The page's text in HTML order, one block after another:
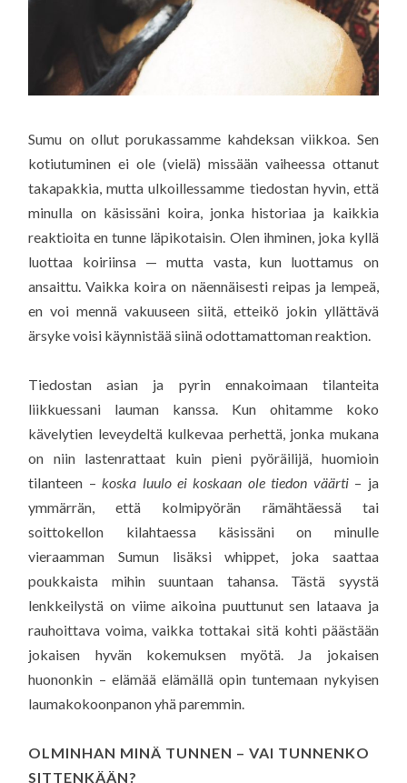
Sumu on ollut porukassamme kahdeksan viikkoa. Sen
kotiutuminen ei ole (vielä) missään vaiheessa ottanut
takapakkia, mutta ulkoillessamme tiedostan hyvin, että
minulla on käsissäni koira, jonka historiaa ja kaikkia
reaktioita en tunne läpikotaisin. Olen ihminen, joka kyllä
luottaa koiriinsa — mutta vasta, kun luottamus on
ansaittu. Vaikka koira on näennäisesti reipas ja lempeä,
en voi mennä vakuuseen siitä, etteikö jokin yllättävä
ärsyke voisi käynnistää siinä odottamattoman reaktion.
Tiedostan asian ja pyrin ennakoimaan tilanteita
liikkuessani lauman kanssa. Kun ohitamme koko
kävelytien leveydeltä kulkevaa perhettä, jonka mukana
on niin lastenrattaat kuin pieni pyöräilijä, huomioin
tilanteen –koska luulo ei koskaan ole tiedon väärti– ja
ymmärrän, että kolmipyörän rämähtäessä tai
soittokellon kilahtaessa käsissäni on minulle
vieraamman Sumun lisäksi whippet, joka saattaa
poukkaista mihin suuntaan tahansa. Tästä syystä
lenkkeilystä on viime aikoina puuttunut sen lataava ja
rauhoittava voima, vaikka tottakai sitä kohti päästään
jokaisen hyvän kokemuksen myötä. Ja jokaisen
huononkin – elämää elämällä opin tuntemaan nykyisen
laumakokoonpanon yhä paremmin.
OLMINHAN MINÄ TUNNEN – VAI TUNNENKO
SITTENKÄÄN?